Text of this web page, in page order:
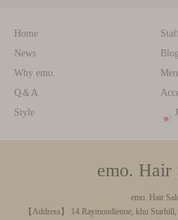
Home
News
Why emo.
Q＆A
Style
Blog
emo. Hair
emo. Hair
【Address】 14 Raymondienne, khu